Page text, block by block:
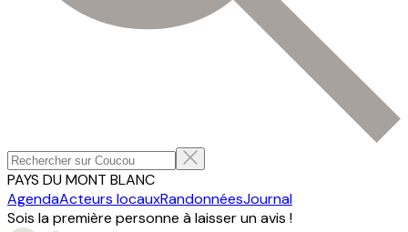
PAYS DU MONT BLANC
AgendaActeurs locauxRandonnéesJournal
Sois la première personne à laisser un avis !